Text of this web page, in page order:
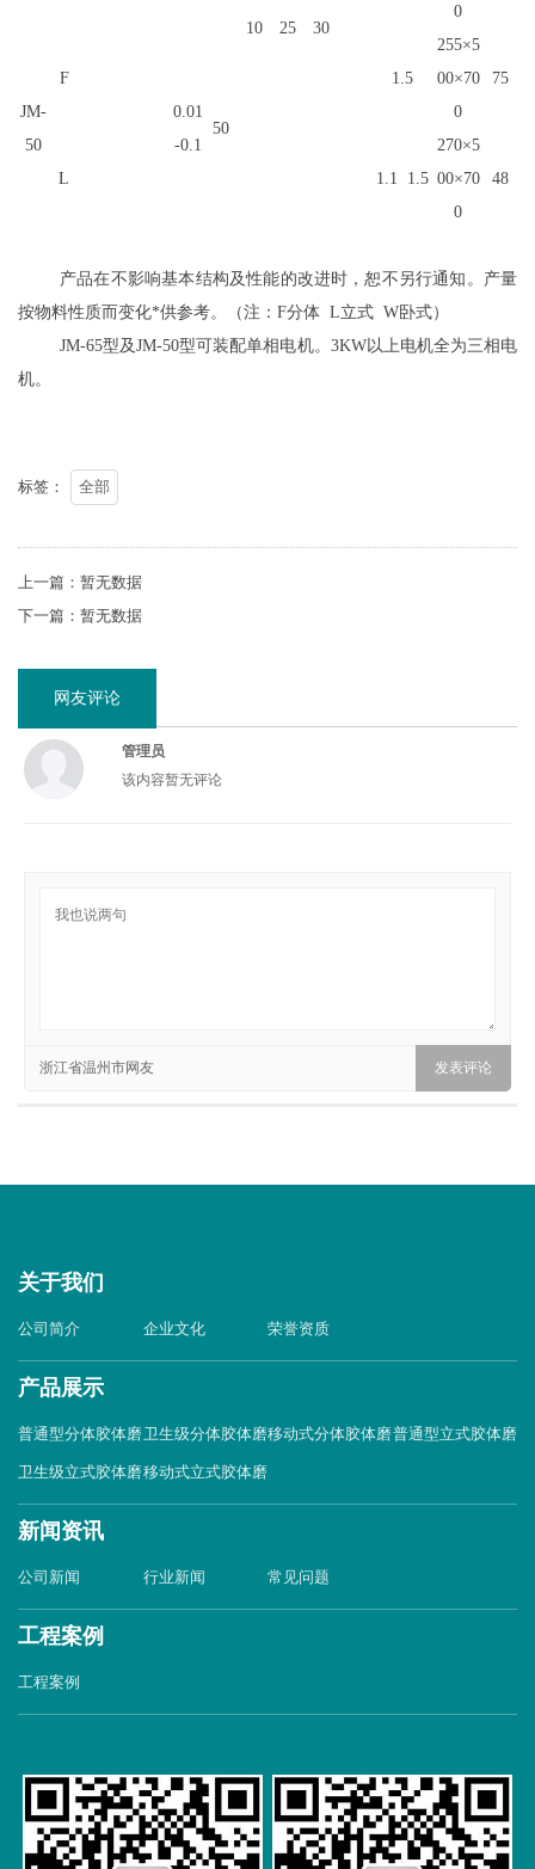
10 25 30
0
JM-
50
F
0.01
-0.1
50
1.5
255×5
00×70
0
75
L 1.1 1.5
270×5
00×70
0
48
产品在不影响基本结构及性能的改进时，恕不另行通知。产量
按物料性质而变化*供参考。（注：F分体 L立式 W卧式）
JM-65型及JM-50型可装配单相电机。3KW以上电机全为三相电
机。
标签： 全部
上一篇：暂无数据
下一篇：暂无数据
网友评论
管理员
该内容暂无评论
浙江省温州市网友
关于我们
公司简介 企业文化 荣誉资质
产品展示
普通型分体胶体磨卫生级分体胶体磨移动式分体胶体磨普通型立式胶体磨
卫生级立式胶体磨移动式立式胶体磨
新闻资讯
公司新闻 行业新闻 常见问题
工程案例
工程案例